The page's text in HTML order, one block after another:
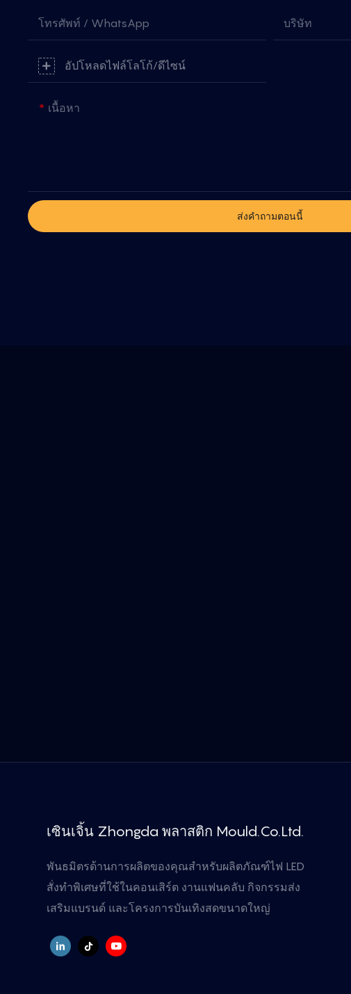
โทรศัพท์ / WhatsApp บริษัท
อัปโหลดไฟล์โลโก้/ดีไซน์
เนื้อหา
ส่งคำถามตอนนี้
เซินเจิ้น Zhongda พลาสติก Mould.Co.Ltd.
พันธมิตรด้านการผลิตของคุณสำหรับผลิตภัณฑ์ไฟ LED
สั่งทำพิเศษที่ใช้ในคอนเสิร์ต งานแฟนคลับ กิจกรรมส่ง
เสริมแบรนด์ และโครงการบันเทิงสดขนาดใหญ่